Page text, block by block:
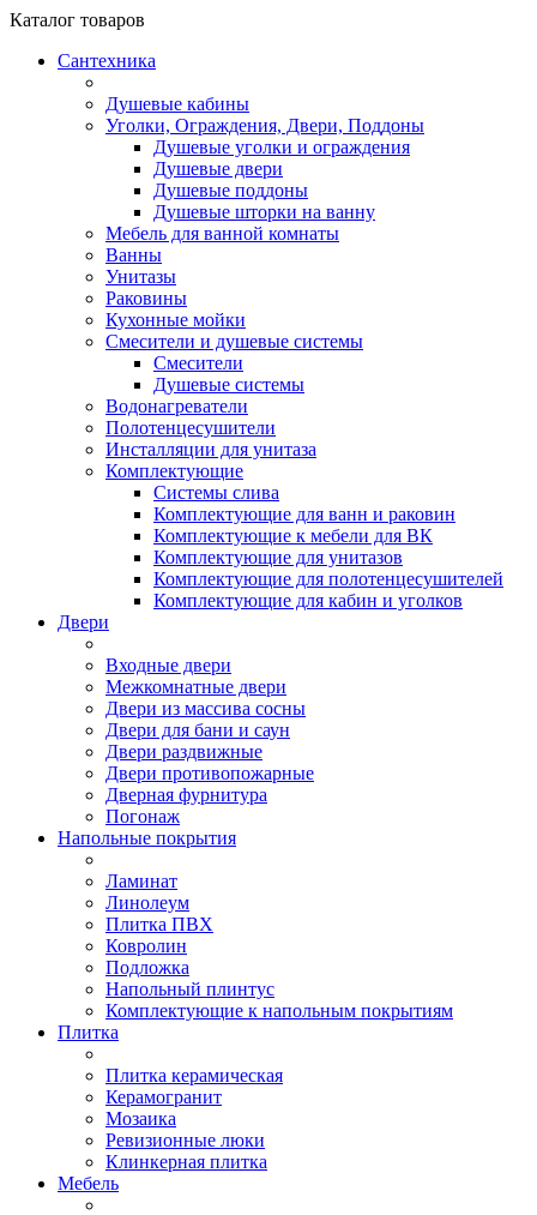
Каталог товаров
Сантехника
Душевые кабины
Уголки, Ограждения, Двери, Поддоны
Душевые уголки и ограждения
Душевые двери
Душевые поддоны
Душевые шторки на ванну
Мебель для ванной комнаты
Ванны
Унитазы
Раковины
Кухонные мойки
Смесители и душевые системы
Смесители
Душевые системы
Водонагреватели
Полотенцесушители
Инсталляции для унитаза
Комплектующие
Системы слива
Комплектующие для ванн и раковин
Комплектующие к мебели для ВК
Комплектующие для унитазов
Комплектующие для полотенцесушителей
Комплектующие для кабин и уголков
Двери
Входные двери
Межкомнатные двери
Двери из массива сосны
Двери для бани и саун
Двери раздвижные
Двери противопожарные
Дверная фурнитура
Погонаж
Напольные покрытия
Ламинат
Линолеум
Плитка ПВХ
Ковролин
Подложка
Напольный плинтус
Комплектующие к напольным покрытиям
Плитка
Плитка керамическая
Керамогранит
Мозаика
Ревизионные люки
Клинкерная плитка
Мебель